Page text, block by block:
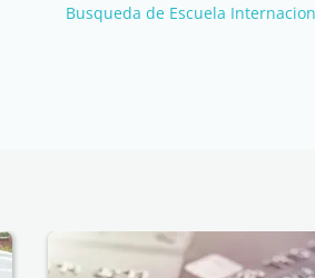
Busqueda de Escuela